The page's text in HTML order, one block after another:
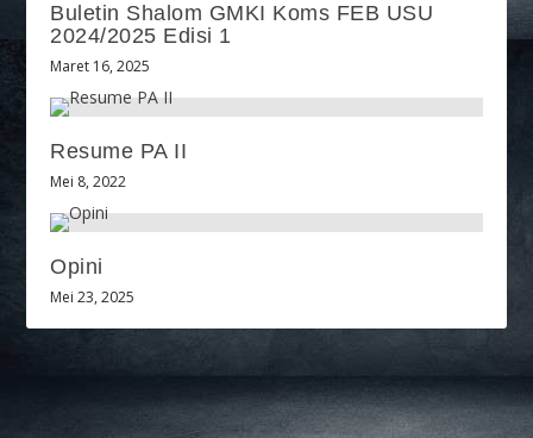
Buletin Shalom GMKI Koms FEB USU
2024/2025 Edisi 1
Maret 16, 2025
Resume PA II
Mei 8, 2022
Opini
Mei 23, 2025